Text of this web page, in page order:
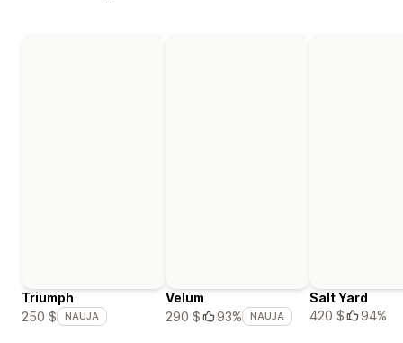
Triumph
250 $
NAUJA
Velum
290 $
93% NAUJA
Salt Yard
420 $
94%